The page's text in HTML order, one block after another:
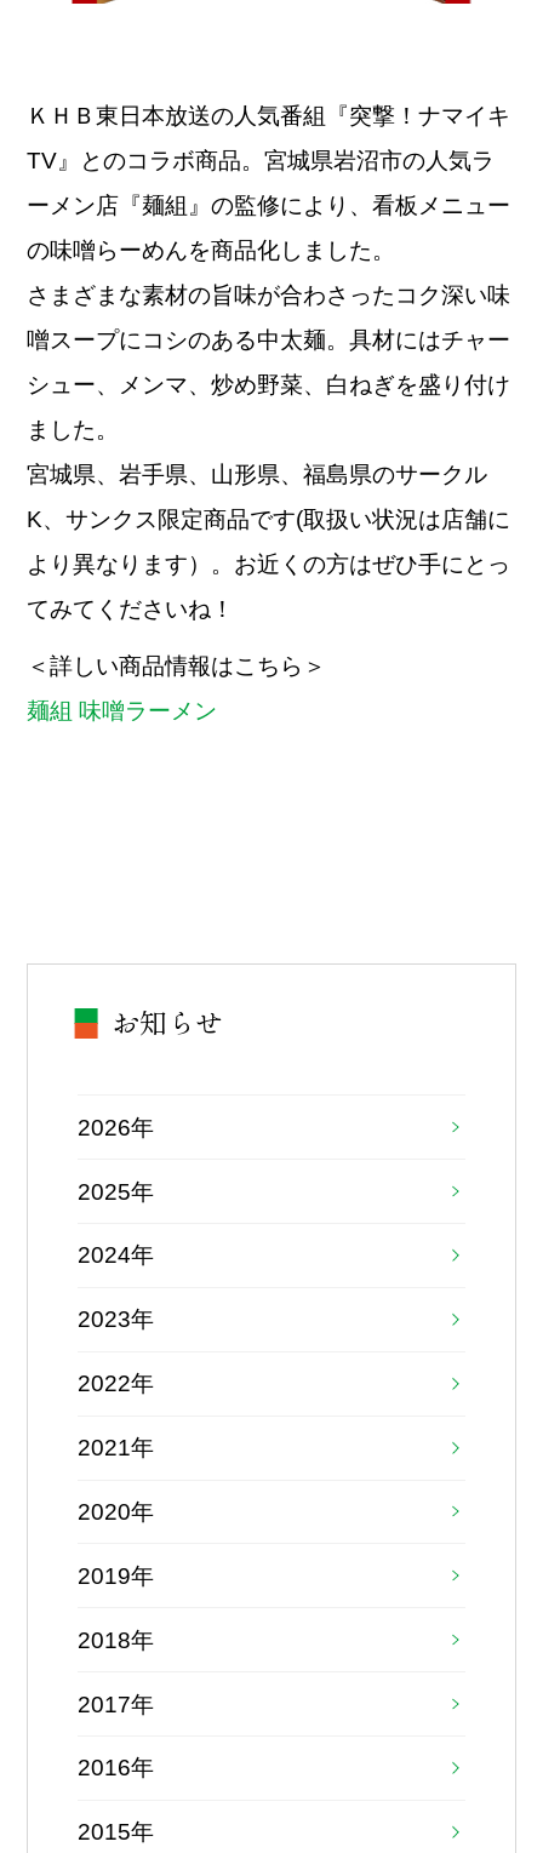
ＫＨＢ東日本放送の人気番組『突撃！ナマイキ
TV』とのコラボ商品。宮城県岩沼市の人気ラ
ーメン店『麺組』の監修により、看板メニュー
の味噌らーめんを商品化しました。
さまざまな素材の旨味が合わさったコク深い味
噌スープにコシのある中太麺。具材にはチャー
シュー、メンマ、炒め野菜、白ねぎを盛り付け
ました。
宮城県、岩手県、山形県、福島県のサークル
K、サンクス限定商品です(取扱い状況は店舗に
より異なります）。お近くの方はぜひ手にとっ
てみてくださいね！
＜詳しい商品情報はこちら＞
麺組 味噌ラーメン
お知らせ
2026年
2025年
2024年
2023年
2022年
2021年
2020年
2019年
2018年
2017年
2016年
2015年